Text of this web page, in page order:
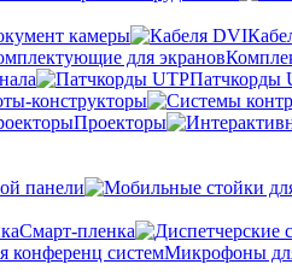
камеры
Патчкорды
конструкторы
Проекторы
панели
Cмарт-пленка
Микрофоны